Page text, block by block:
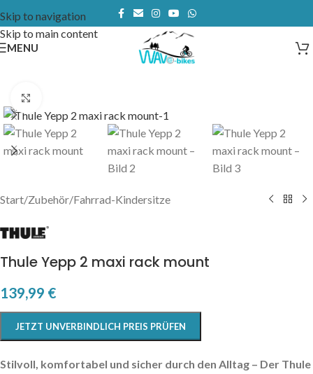
Skip to navigation
Skip to main content
MENU
Start/Zubehör/Fahrrad-Kindersitze
Thule Yepp 2 maxi rack mount
139,99 €
JETZT UNVERBINDLICH PREIS PRÜFEN
Stilvoll, komfortabel und sicher durch den Alltag – Der Thule